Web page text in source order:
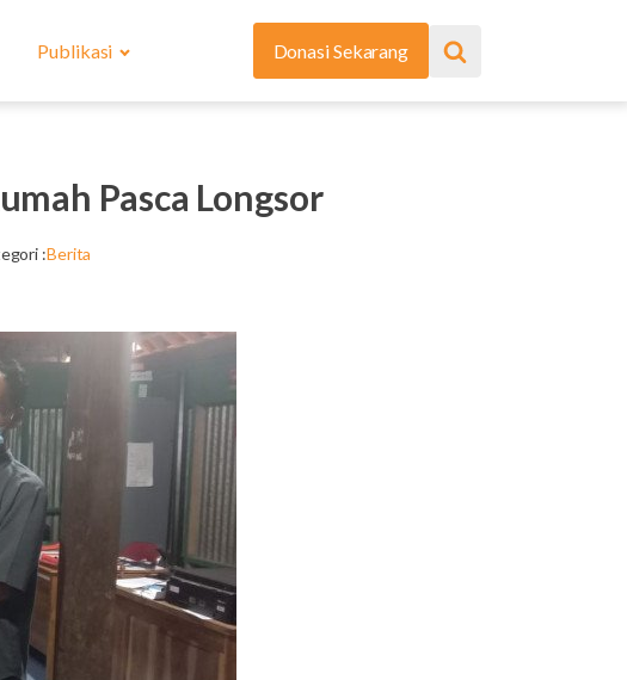
Publikasi Donasi Sekarang
Pasca Longsor
:Berita